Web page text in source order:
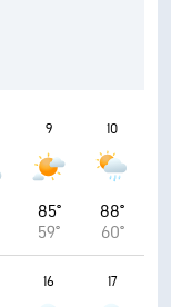
9
85°
59°
10
88°
60°
16 17